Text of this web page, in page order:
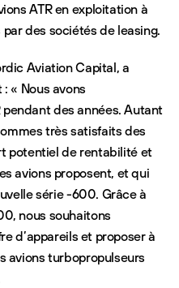
ATR en exploitation à
des sociétés de leasing.
Aviation Capital, a
« Nous avons
des années. Autant
très satisfaits des
potentiel de rentabilité et
avions proposent, et qui
série -600. Grâce à
nous souhaitons
d’appareils et proposer à
avions turbopropulseurs